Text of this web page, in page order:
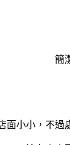
簡
面小小，不過